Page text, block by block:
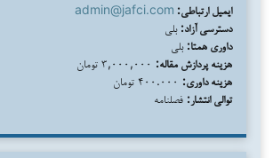
ایمیل ارتباطی: admin@jafci.com
دسترسی آزاد: بلی
داوری همتا: بلی
هزینه پردازش مقاله:
هزینه داوری:
توالی انتشار: فصلنامه